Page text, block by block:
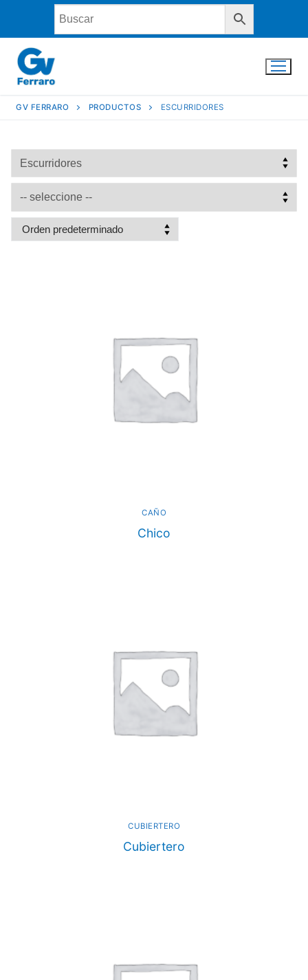
contenido
INICIO
LA EMPRESA
PRODUCTOS
CONTACTO
GV FERRARO PRODUCTOS ESCURRIDORES
CAÑO
Chico
CUBIERTERO
Cubiertero